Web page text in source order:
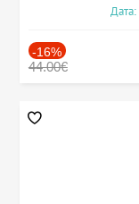
-16%
44.00€